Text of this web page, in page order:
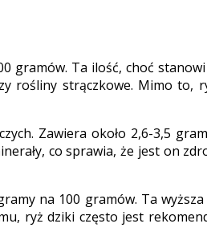
gramów. Ta ilość, choć
rośliny strączkowe. Mimo to,
Zawiera około 2,6-3,5
co sprawia, że jest on
na 100 gramów. Ta
ryż dziki często jest